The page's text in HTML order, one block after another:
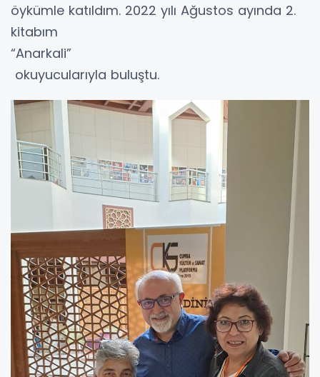
öykümle katıldım. 2022 yılı Ağustos ayında 2.
kitabım
“Anarkali”
okuyucularıyla buluştu.